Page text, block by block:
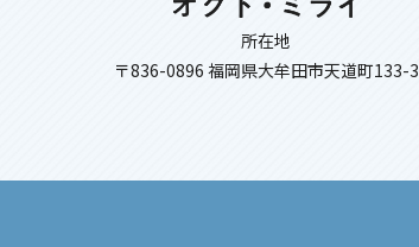
所在地
〒836-0896 福岡県大牟田市天道町133-3